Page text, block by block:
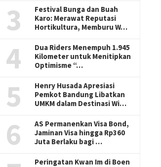
3
Festival Bunga dan Buah
Karo: Merawat Reputasi
Hortikultura, Memburu W…
4
Dua Riders Menempuh 1.945
Kilometer untuk Menitipkan
Optimisme “…
5
Henry Husada Apresiasi
Pemkot Bandung Libatkan
UMKM dalam Destinasi Wi…
6
AS Permanenkan Visa Bond,
Jaminan Visa hingga Rp360
Juta Berlaku bagi …
Peringatan Kwan Im di Boen